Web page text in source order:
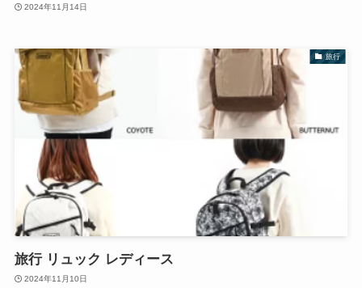
2024年11月14日
旅行
旅行 リュック レディース
2024年11月10日